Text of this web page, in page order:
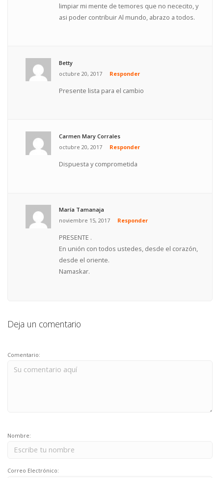
limpiar mi mente de temores que no nececito, y
asi poder contribuir Al mundo, abrazo a todos.
Betty
octubre 20, 2017
Responder
Presente lista para el cambio
Carmen Mary Corrales
octubre 20, 2017
Responder
Dispuesta y comprometida
María Tamanaja
noviembre 15, 2017
Responder
PRESENTE .
En unión con todos ustedes, desde el corazón,
desde el oriente.
Namaskar.
Deja un comentario
Comentario:
Nombre:
Correo Electrónico: